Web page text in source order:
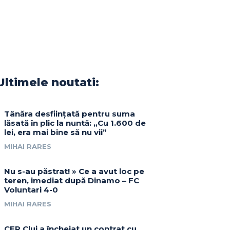
noutati:
Tânăra desființată pentru suma
lăsată în plic la nuntă: „Cu 1.600 de
lei, era mai bine să nu vii”
MIHAI RARES
Nu s-au păstrat! » Ce a avut loc pe
teren, imediat după Dinamo – FC
Voluntari 4-0
MIHAI RARES